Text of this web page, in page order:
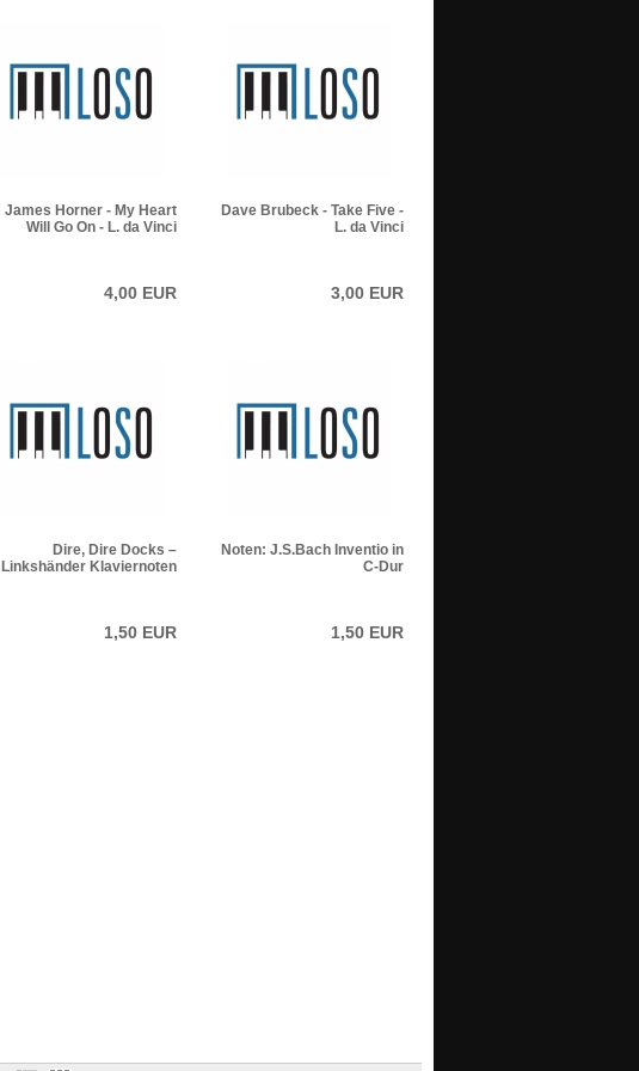
James Horner - My Heart
Will Go On - L. da Vinci
4,00 EUR
Dave Brubeck - Take Five -
L. da Vinci
3,00 EUR
Dire, Dire Docks –
Linkshänder Klaviernoten
1,50 EUR
Noten: J.S.Bach Inventio in
C-Dur
1,50 EUR